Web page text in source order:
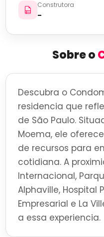
Construtora
-
Sobre o
Descubra o
residencia que
de São Paulo.
Moema, ele
de recursos para
cotidiana. A
Internacional,
Alphaville, Hospital
Empresarial e La
a essa experiencia.